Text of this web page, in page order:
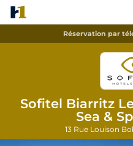
Réservation par
Sofitel Biarritz
Sea &
13 Rue Louison